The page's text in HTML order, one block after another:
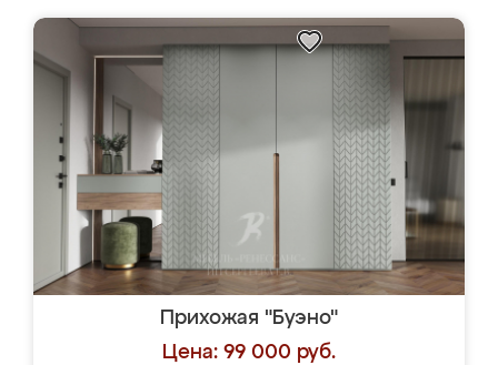
Прихожая "Буэно"
Цена: 99 000 руб.